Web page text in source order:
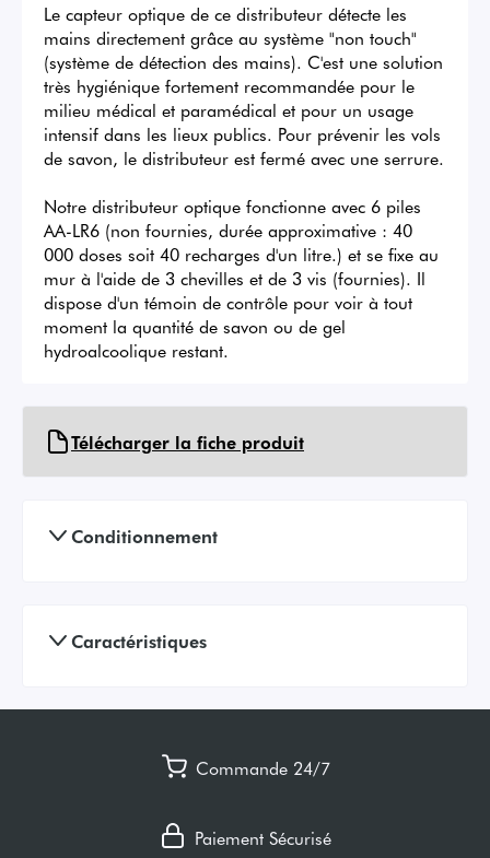
Le capteur optique de ce distributeur détecte les
mains directement grâce au système "non touch"
(système de détection des mains). C'est une solution
très hygiénique fortement recommandée pour le
milieu médical et paramédical et pour un usage
intensif dans les lieux publics. Pour prévenir les vols
de savon, le distributeur est fermé avec une serrure.
Notre distributeur optique fonctionne avec 6 piles
AA-LR6 (non fournies, durée approximative : 40
000 doses soit 40 recharges d'un litre.) et se fixe au
mur à l'aide de 3 chevilles et de 3 vis (fournies). Il
dispose d'un témoin de contrôle pour voir à tout
moment la quantité de savon ou de gel
hydroalcoolique restant.
Télécharger la fiche produit
Conditionnement
Caractéristiques
Commande 24/7
Paiement Sécurisé